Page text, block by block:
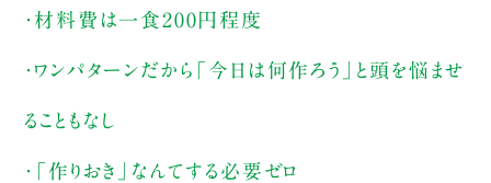
・材料費は一食200円程度
・ワンパターンだから「今日は何作ろう」と頭を悩ませ
ることもなし
・「作りおき」なんてする必要ゼロ